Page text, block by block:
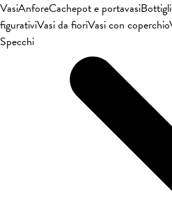
VasiAnforeCachepot e portavasi
figurativiVasi da fioriVasi con coperchio
Specchi